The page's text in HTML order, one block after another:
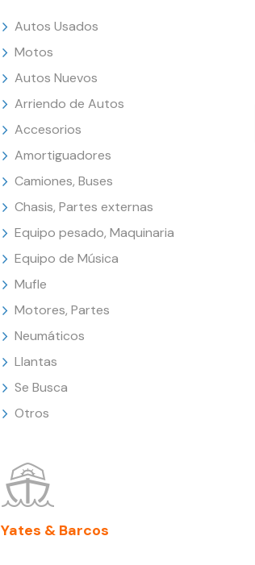
Autos Usados
Motos
Autos Nuevos
Arriendo de Autos
Accesorios
Amortiguadores
Camiones, Buses
Chasis, Partes externas
Equipo pesado, Maquinaria
Equipo de Música
Mufle
Motores, Partes
Neumáticos
Llantas
Se Busca
Otros
Yates & Barcos